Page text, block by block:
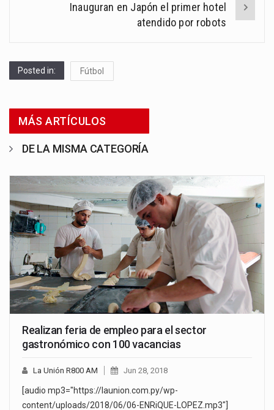
Inauguran en Japón el primer hotel
atendido por robots
Posted in: Fútbol
MÁS ARTÍCULOS
DE LA MISMA CATEGORÍA
Realizan feria de empleo para el sector
gastronómico con 100 vacancias
La Unión R800 AM Jun 28, 2018
[audio mp3="https://launion.com.py/wp-
content/uploads/2018/06/06-ENRiQUE-LOPEZ.mp3"]